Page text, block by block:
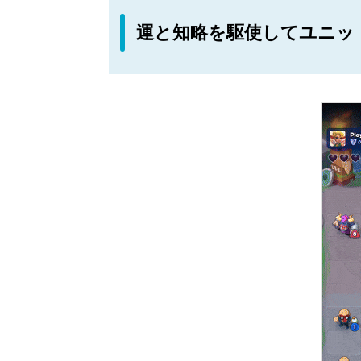
運と知略を駆使してユニッ